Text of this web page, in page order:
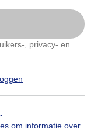
privacy- en
om informatie over
bekeken